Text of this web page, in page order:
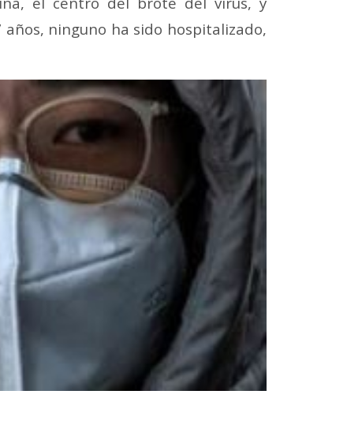
ninguno ha sido hospitalizado,